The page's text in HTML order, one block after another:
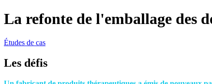
La refonte de l'emballage des
Études de cas
Les défis